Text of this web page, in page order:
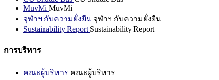
MuvMi MuvMi
จุฬาฯ กับความยั่งยืน จุฬาฯ กับความยั่งยืน
Sustainability Report Sustainability Report
การบริหาร
คณะผู้บริหาร คณะผู้บริหาร